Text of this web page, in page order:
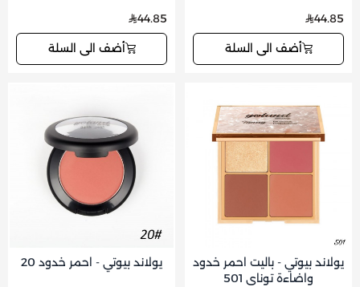
44.85
أضف الى السلة
44.85
أضف الى السلة
يولاند بيوتي - باليت احمر خدود
واضاءة توناي 501
يولاند بيوتي - احمر خدود 20